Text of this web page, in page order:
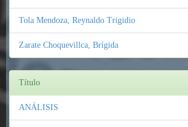
Tola Mendoza, Reynaldo Trigidio
Zarate Choquevillca, Brígida
Título
ANÁLISIS